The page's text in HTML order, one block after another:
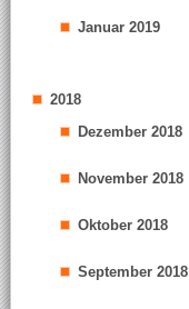
Januar 2019
2018
Dezember 2018
November 2018
Oktober 2018
September 2018